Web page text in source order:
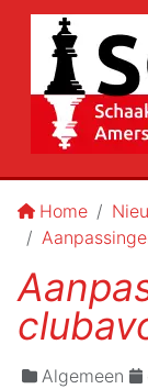
Home
Algemeen